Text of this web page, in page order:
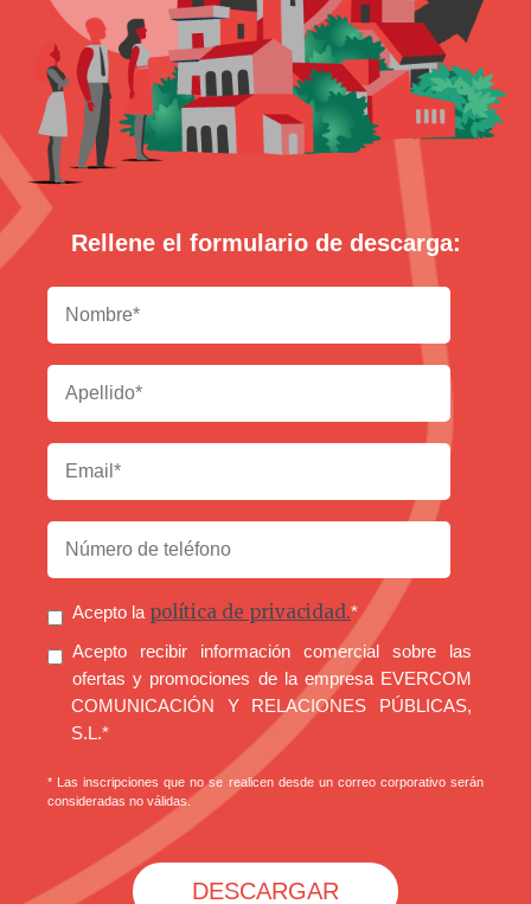
Rellene el formulario de descarga:
Acepto la política de privacidad.*
Acepto recibir información comercial sobre las
ofertas y promociones de la empresa EVERCOM
COMUNICACIÓN Y RELACIONES PÚBLICAS,
S.L.*
* Las inscripciones que no se realicen desde un correo corporativo serán
consideradas no válidas.